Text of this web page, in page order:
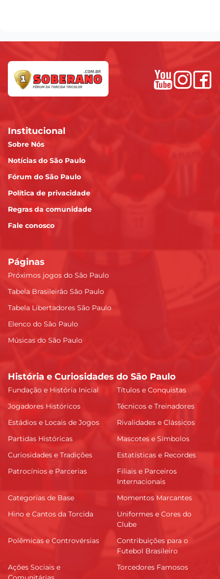
Institucional
Sobre Nós
Notícias do São Paulo
Fórum do São Paulo
Política de privacidade
Regras da comunidade
Fale conosco
Páginas
Próximos jogos do São Paulo
Tabela Brasileirão São Paulo
Tabela Libertadores São Paulo
Elenco do São Paulo
Músicas do São Paulo
História e Curiosidades do São Paulo
Fundação e História Inicial
Títulos e Conquistas
Jogadores Históricos
Técnicos e Treinadores
Estádios e Locais de Jogos
Rivalidades e Clássicos
Partidas Históricas
Mascotes e Símbolos
Curiosidades e Tradições
Estatísticas e Recordes
Patrocínios e Parcerias
Filiais e Parceiros
Internacionais
Categorias de Base
Momentos Marcantes
Hino e Cantos da Torcida
Uniformes e Cores do
Clube
Polêmicas e Controvérsias
Contribuições para o
Futebol Brasileiro
Ações Sociais e
Torcedores Famosos